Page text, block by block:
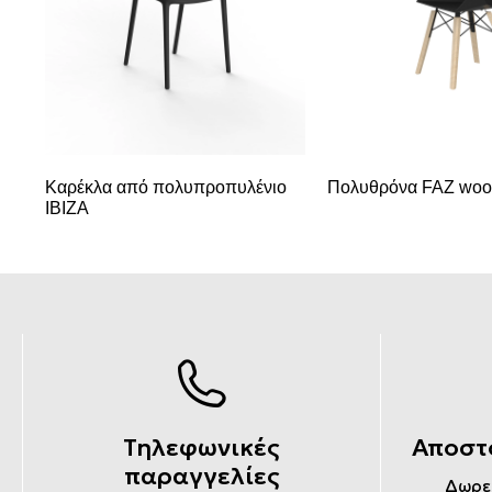
Καρέκλα από πολυπροπυλένιο
IBIZA
Πολυθρόνα FAZ
Τηλεφωνικές
παραγγελίες